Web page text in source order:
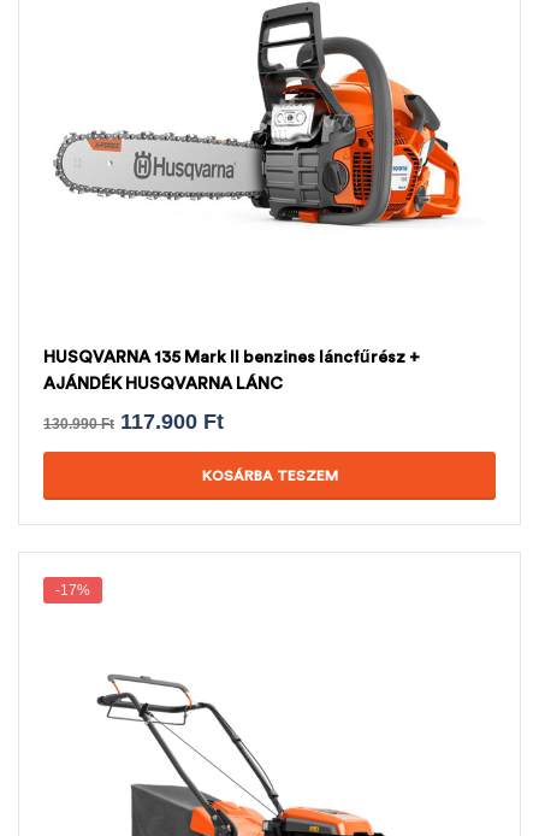
HUSQVARNA 135 Mark II benzines láncfűrész +
AJÁNDÉK HUSQVARNA LÁNC
130.990Ft 117.900 Ft
KOSÁRBA TESZEM
-17%